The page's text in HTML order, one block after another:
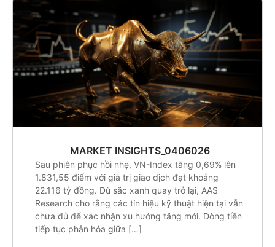
MARKET INSIGHTS_0406026
Sau phiên phục hồi nhẹ, VN-Index tăng 0,69% lên
1.831,55 điểm với giá trị giao dịch đạt khoảng
22.116 tỷ đồng. Dù sắc xanh quay trở lại, AAS
Research cho rằng các tín hiệu kỹ thuật hiện tại vẫn
chưa đủ để xác nhận xu hướng tăng mới. Dòng tiền
tiếp tục phân hóa giữa […]